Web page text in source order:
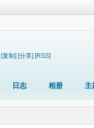
[复制] [分享] [RSS]
日志 相册 主